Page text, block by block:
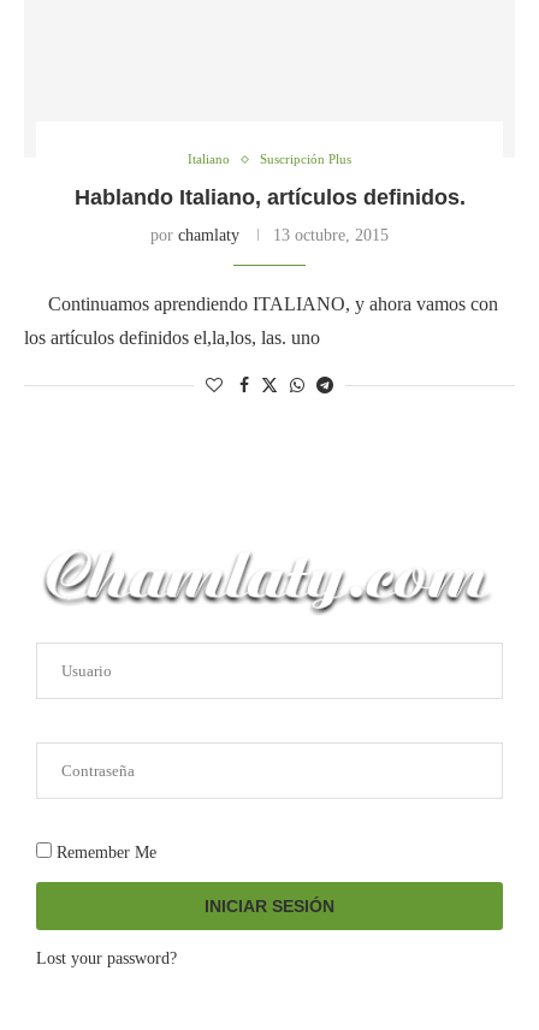
Italiano Suscripción Plus
Hablando Italiano, artículos definidos.
por chamlaty 13 octubre, 2015
Continuamos aprendiendo ITALIANO, y ahora vamos con
los artículos definidos el,la,los, las. uno
Remember Me
INICIAR SESIÓN
Lost your password?